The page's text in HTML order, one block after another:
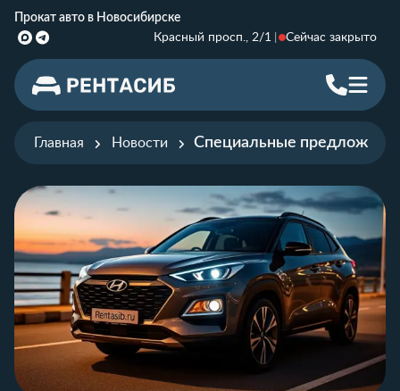
Прокат авто в Новосибирске
Красный просп., 2/1
Сейчас закрыто
Главная Новости Специальные